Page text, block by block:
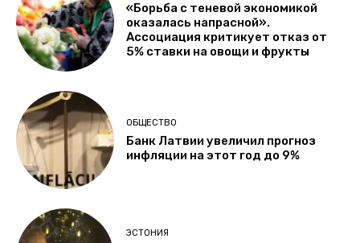
«Борьба с теневой экономикой
оказалась напрасной».
Ассоциация критикует отказ от
5% ставки на овощи и фрукты
ОБЩЕСТВО
Банк Латвии увеличил прогноз
инфляции на этот год до 9%
ЭСТОНИЯ